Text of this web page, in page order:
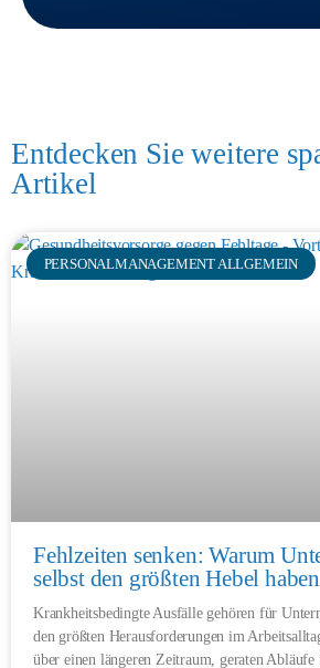
Entdecken Sie weitere
Artikel
PERSONALMANAGEMENT ALLGEMEIN
Fehlzeiten senken: Warum
selbst den größten Hebel haben
Krankheitsbedingte Ausfälle gehören für
den größten Herausforderungen im
über einen längeren Zeitraum, geraten Abläufe